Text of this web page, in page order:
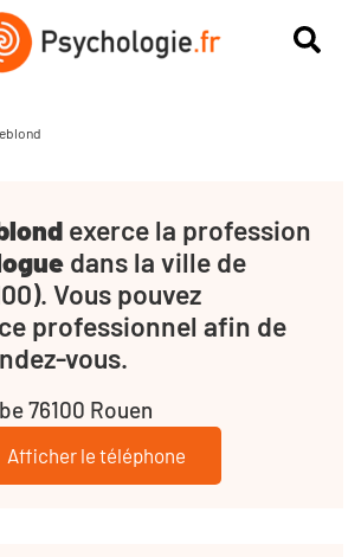
exerce la profession
dans la ville de
Vous pouvez
professionnel afin de
vous.
76100 Rouen
Afficher le téléphone